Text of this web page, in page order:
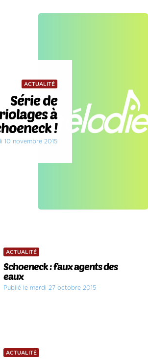
ACTUALITÉ
Série de
à
!
10 novembre 2015
ACTUALITÉ
Schoeneck : faux agents des
eaux
Publié le mardi 27 octobre 2015
ACTUALITÉ